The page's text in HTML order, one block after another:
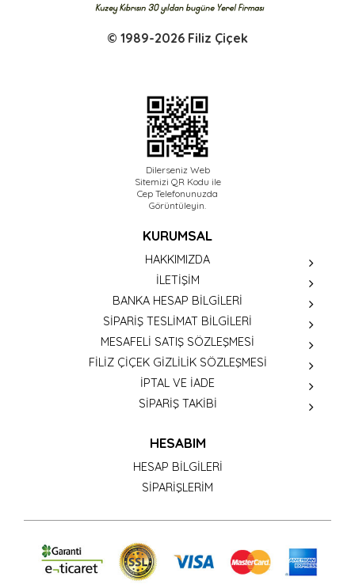
© 1989-2026 Filiz Çiçek
Dilerseniz Web
Sitemizi QR Kodu ile
Cep Telefonunuzda
Görüntüleyin.
KURUMSAL
HAKKIMIZDA
İLETİŞİM
BANKA HESAP BİLGİLERİ
SİPARİŞ TESLİMAT BİLGİLERİ
MESAFELİ SATIŞ SÖZLEŞMESİ
FİLİZ ÇİÇEK GİZLİLİK SÖZLEŞMESİ
İPTAL VE İADE
SİPARİŞ TAKİBİ
HESABIM
HESAP BİLGİLERİ
SİPARİŞLERİM